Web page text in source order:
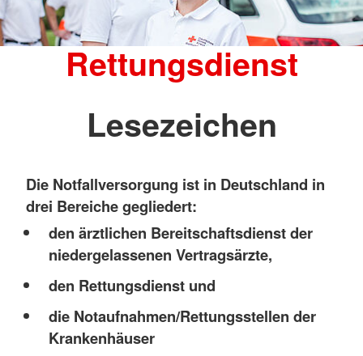
Rettungsdienst
Lesezeichen
Die Notfallversorgung ist in Deutschland in
drei Bereiche gegliedert:
den ärztlichen Bereitschaftsdienst der
niedergelassenen Vertragsärzte,
den Rettungsdienst und
die Notaufnahmen/Rettungsstellen der
Krankenhäuser